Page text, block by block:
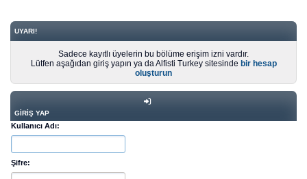
UYARI!
Sadece kayıtlı üyelerin bu bölüme erişim izni vardır.
Lütfen aşağıdan giriş yapın ya da Alfisti Turkey sitesinde bir hesap
oluşturun
GIRIŞ YAP
Kullanıcı Adı:
Şifre: